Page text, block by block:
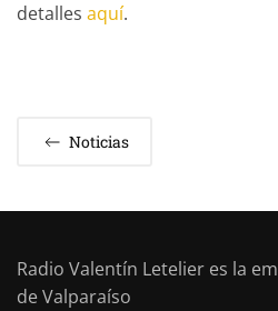
detalles aquí.
Noticias
Radio Valentín Letelier es la
de Valparaíso